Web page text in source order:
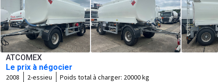
ATCOMEX
Le prix à négocier
2008 2-essieu Poids total à charger: 20000 kg